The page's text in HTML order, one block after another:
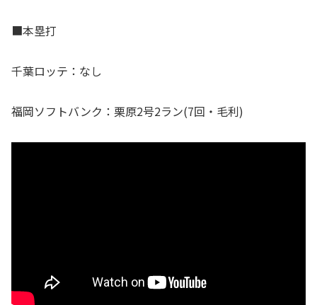
■本塁打
千葉ロッテ：なし
福岡ソフトバンク：栗原2号2ラン(7回・毛利)